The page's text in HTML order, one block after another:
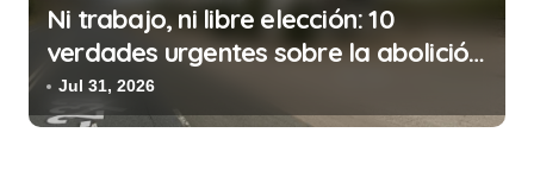
e
n
Ni trabajo, ni libre elección: 10
verdades urgentes sobre la abolición
de la prostitución
Jul 31, 2026